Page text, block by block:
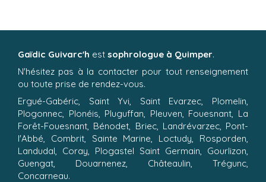
Gaïdic Guivarc'h est sophrologue à Quimper.
N'hésitez pas à la contacter pour tout renseignement
ou toute prise de rendez-vous.
Ergué-Gabéric, Saint Yvi, Saint Evarzec, Plomelin,
Plogonnec, Plonéis, Pluguffan, Pleuven, Fouesnant, La
Forêt-Fouesnant, Bénodet, Briec, Landrévarzec, Pont-
l'Abbé, Combrit, Sainte Marine, Loctudy, Rosporden,
Landudal, Coray, Plogastel Saint Germain, Gourlizon,
Guengat, Douarnenez, Châteaulin, Trégunc,
Concarneau.